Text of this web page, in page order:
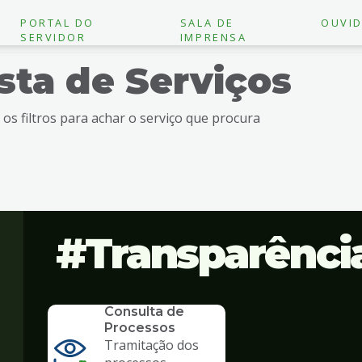
PORTAL DO
SERVIDOR
SALA DE
IMPRENSA
de Serviços
os filtros para achar o serviço que procura
Consulta de
Processos
Tramitação dos